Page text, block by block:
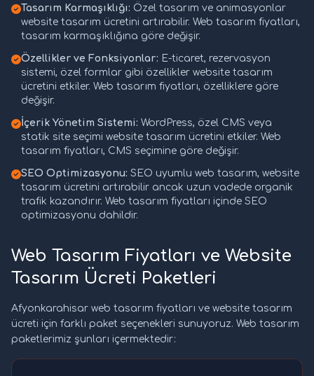
Tasarım Karmaşıklığı: Özel tasarım ve animasyonlar
website tasarım ücretini artırabilir. Web tasarım fiyatları,
tasarım karmaşıklığına göre değişir.
Özellikler ve Fonksiyonlar: E-ticaret, rezervasyon
sistemi, özel formlar gibi özellikler website tasarım
ücretini etkiler. Web tasarım fiyatları, özelliklere göre
değişir.
İçerik Yönetim Sistemi: WordPress, özel CMS veya
statik site seçimi website tasarım ücretini etkiler. Web
tasarım fiyatları, CMS seçimine göre değişir.
SEO Optimizasyonu: SEO uyumlu web tasarım, website
tasarım ücretini artırabilir ancak uzun vadede organik
trafik kazandırır. Web tasarım fiyatları içinde SEO
optimizasyonu dahildir.
Web Tasarım Fiyatları ve Website
Tasarım Ücreti Paketleri
Afyonkarahisar web tasarım fiyatları ve website tasarım
ücreti için farklı paket seçenekleri sunuyoruz. Web tasarım
paketlerimiz şunları içermektedir: